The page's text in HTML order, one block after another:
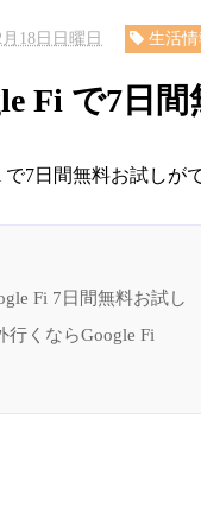
18日日曜日 生活情
Fi で7日
で7日間無料お試しが
Fi 7日間無料お試し
行くならGoogle Fi